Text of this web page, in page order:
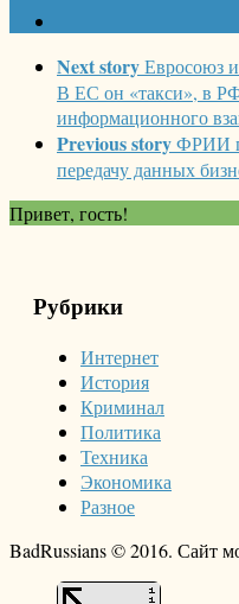
Next storyЕвросоюз
В ЕС он «такси», в
информационного
Previous storyФРИИ
передачу данных
Привет, гость!
Рубрики
Интернет
История
Криминал
Политика
Техника
Экономика
Разное
BadRussians © 2016. Сайт